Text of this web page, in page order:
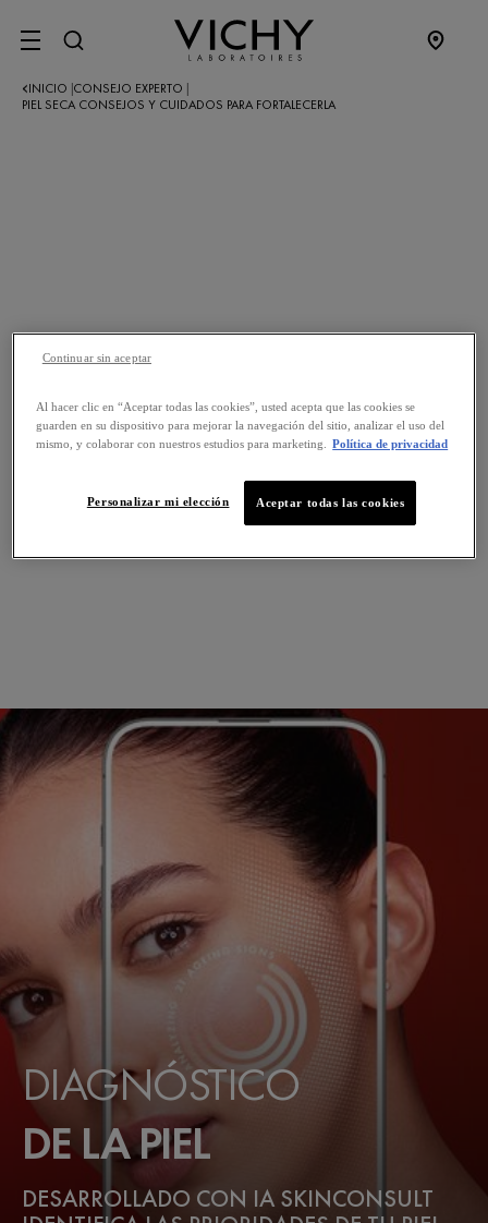
SITE MENU
INICIO CONSEJO EXPERTO
PIEL SECA CONSEJOS Y CUIDADOS PARA FORTALECERLA
DIAGNÓSTICO
DE LA PIEL
DESARROLLADO CON IA SKINCONSULT
Al hacer clic en “Aceptar todas las cookies”, usted acepta que las cookies se
guarden en su dispositivo para mejorar la navegación del sitio, analizar el uso del
mismo, y colaborar con nuestros estudios para marketing.
Política de privacidad
Aceptar todas las cookies
Personalizar mi elección
Continuar sin aceptar